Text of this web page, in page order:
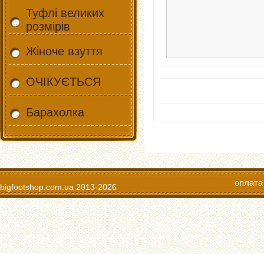
Туфлі великих
розмірів
Жіноче взуття
ОЧІКУЄТЬСЯ
Барахолка
bigfootshop.com.ua 2013-2026 оплата